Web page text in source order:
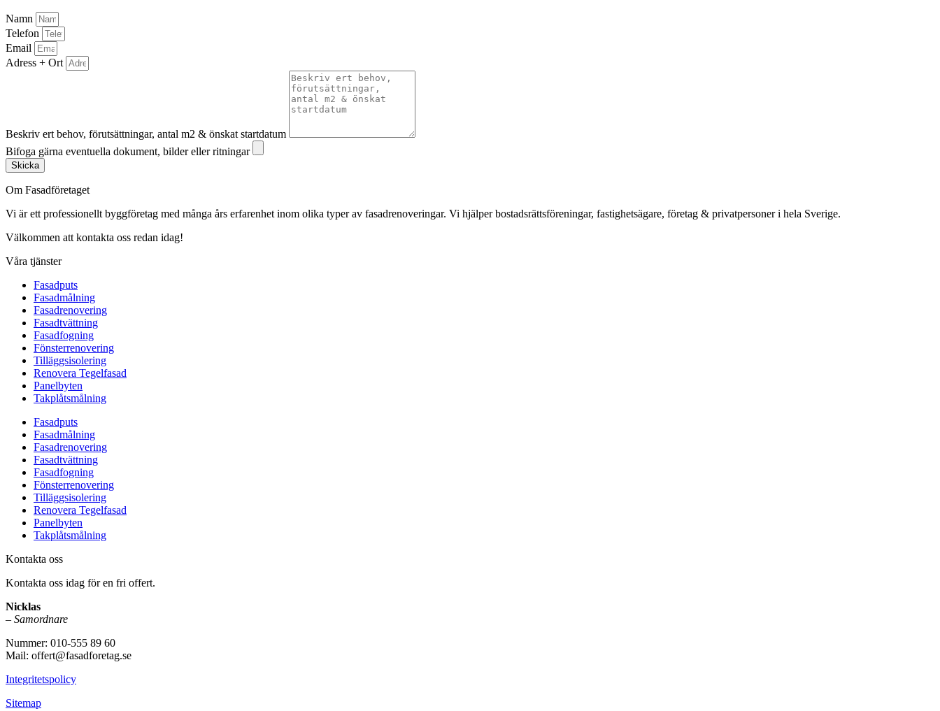
Namn
Telefon
Email
Adress + Ort
Beskriv ert behov, förutsättningar, antal m2 & önskat startdatum
Bifoga gärna eventuella dokument, bilder eller ritningar
Skicka
Om Fasadföretaget
Vi är ett professionellt byggföretag med många års erfarenhet inom olika typer av fasadrenoveringar. Vi hjälper bostadsrättsföreningar, fastighetsägare, företag & privatpersoner i hela Sverige.
Välkommen att kontakta oss redan idag!
Våra tjänster
Fasadputs
Fasadmålning
Fasadrenovering
Fasadtvättning
Fasadfogning
Fönsterrenovering
Tilläggsisolering
Renovera Tegelfasad
Panelbyten
Takplåtsmålning
Fasadputs
Fasadmålning
Fasadrenovering
Fasadtvättning
Fasadfogning
Fönsterrenovering
Tilläggsisolering
Renovera Tegelfasad
Panelbyten
Takplåtsmålning
Kontakta oss
Kontakta oss idag för en fri offert.
Nicklas
– Samordnare
Nummer: 010-555 89 60
Mail: offert@fasadforetag.se
Integritetspolicy
Sitemap